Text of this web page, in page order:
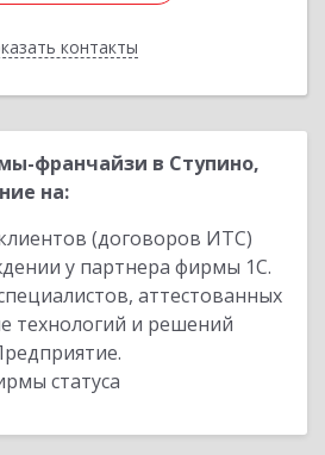
контакты
Назад
франчайзи в Ступино,
на:
(договоров ИТС)
у партнера фирмы 1С.
аттестованных
технологий и решений
статуса